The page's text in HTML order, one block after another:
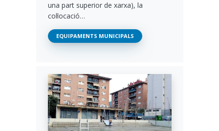
una part superior de xarxa), la
col·locació…
EQUIPAMENTS MUNICIPALS